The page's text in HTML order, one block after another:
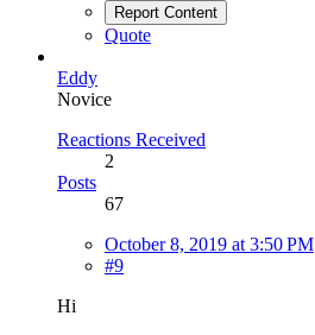
Report Content
Quote
Eddy
Novice
Reactions Received
2
Posts
67
October 8, 2019 at 3:50 PM
#9
Hi